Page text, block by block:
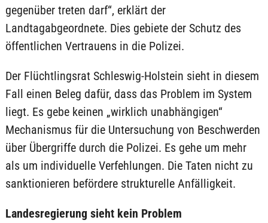
gegenüber treten darf“, erklärt der
Landtagabgeordnete. Dies gebiete der Schutz des
öffentlichen Vertrauens in die Polizei.
Der Flüchtlingsrat Schleswig-Holstein sieht in diesem
Fall einen Beleg dafür, dass das Problem im System
liegt. Es gebe keinen „wirklich unabhängigen“
Mechanismus für die Untersuchung von Beschwerden
über Übergriffe durch die Polizei. Es gehe um mehr
als um individuelle Verfehlungen. Die Taten nicht zu
sanktionieren befördere strukturelle Anfälligkeit.
Landesregierung sieht kein Problem